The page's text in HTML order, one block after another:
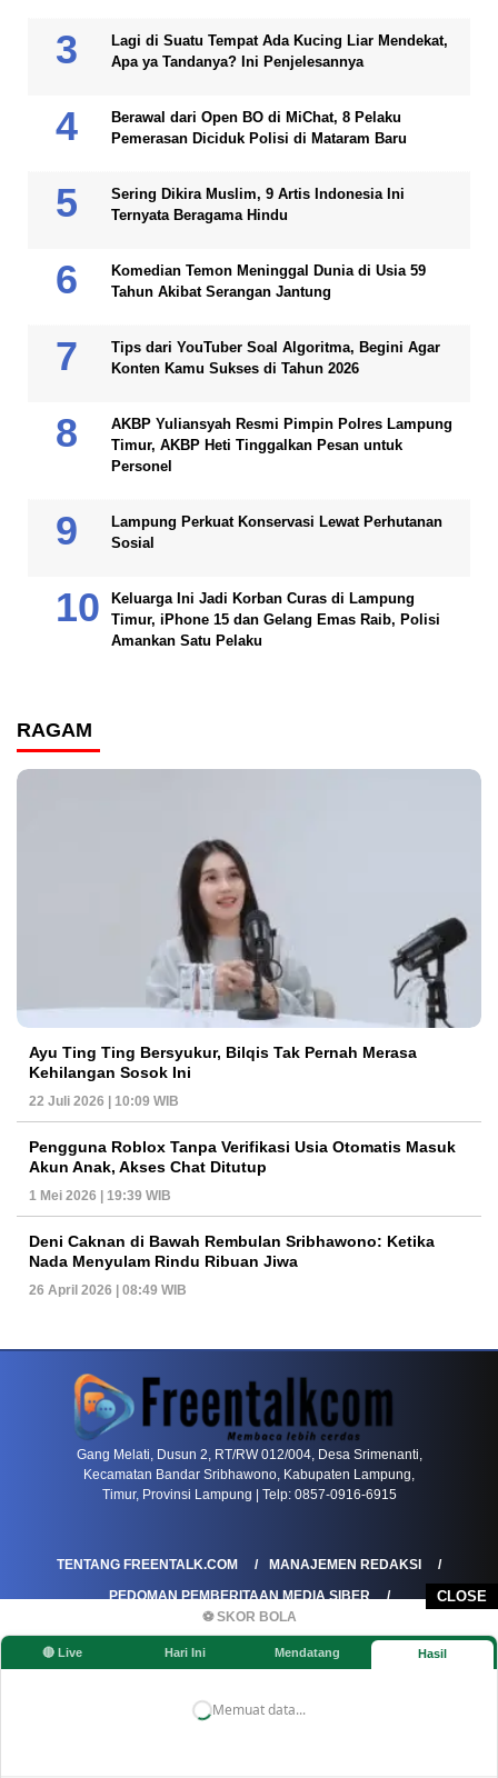
CLOSE
⚽ SKOR BOLA
🔴 Live Hari Ini Mendatang Hasil
Memuat data...
Lagi di Suatu Tempat Ada Kucing Liar Mendekat,
Apa ya Tandanya? Ini Penjelesannya
Berawal dari Open BO di MiChat, 8 Pelaku
Pemerasan Diciduk Polisi di Mataram Baru
Sering Dikira Muslim, 9 Artis Indonesia Ini
Ternyata Beragama Hindu
Komedian Temon Meninggal Dunia di Usia 59
Tahun Akibat Serangan Jantung
Tips dari YouTuber Soal Algoritma, Begini Agar
Konten Kamu Sukses di Tahun 2026
AKBP Yuliansyah Resmi Pimpin Polres Lampung
Timur, AKBP Heti Tinggalkan Pesan untuk
Personel
Lampung Perkuat Konservasi Lewat Perhutanan
Sosial
Keluarga Ini Jadi Korban Curas di Lampung
Timur, iPhone 15 dan Gelang Emas Raib, Polisi
Amankan Satu Pelaku
RAGAM
Ayu Ting Ting Bersyukur, Bilqis Tak Pernah Merasa
Kehilangan Sosok Ini
22 Juli 2026 | 10:09 WIB
Pengguna Roblox Tanpa Verifikasi Usia Otomatis Masuk
Akun Anak, Akses Chat Ditutup
1 Mei 2026 | 19:39 WIB
Deni Caknan di Bawah Rembulan Sribhawono: Ketika
Nada Menyulam Rindu Ribuan Jiwa
26 April 2026 | 08:49 WIB
Gang Melati, Dusun 2, RT/RW 012/004, Desa Srimenanti,
Kecamatan Bandar Sribhawono, Kabupaten Lampung,
Timur, Provinsi Lampung | Telp: 0857-0916-6915
TENTANG FREENTALK.COM
MANAJEMEN REDAKSI
PEDOMAN PEMBERITAAN MEDIA SIBER
PEDOMAN PEMBERITAAN RAMAH ANAK
KOREKSI & KLARIFIKASI
KEBIJAKAN IKLAN / ADVERTORIAL